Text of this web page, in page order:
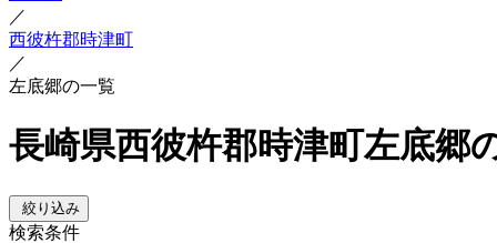
／
西彼杵郡時津町
／
左底郷の一覧
長崎県西彼杵郡時津町左底郷
絞り込み
検索条件